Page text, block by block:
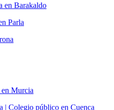
en Barakaldo
Parla
Murcia
| Colegio público en Cuenca